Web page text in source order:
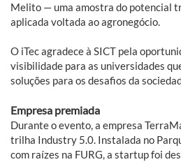
Melito — uma amostra do potencial
aplicada voltada ao agronegócio.
O iTec agradece à SICT pela
visibilidade para as universidades
soluções para os desafios da
Empresa premiada
Durante o evento, a empresa
trilha Industry 5.0. Instalada no
com raízes na FURG, a startup foi